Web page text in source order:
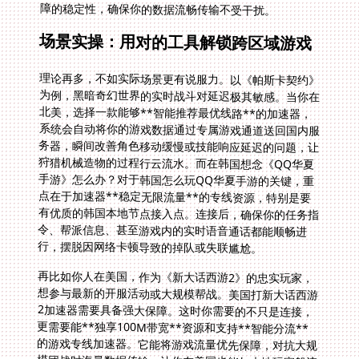
障的稳定性，确保你的数据流畅传输不受干扰。
场景实操：用对的工具解锁跨区域游戏
理论再多，不如实际场景更有说服力。以《帕斯卡契约》
为例，黑暗奇幻世界的实时战斗对延迟极其敏感。当你在
北美，选择一款能够**智能推荐最优线路**的加速器，
系统会自动将你的游戏数据通过专属游戏通道送回国内服
务器，瞬间改善角色移动缓慢或技能响应延迟的问题，让
狩猎机械造物的过程行云流水。而在韩国想念《QQ华夏
手游》怎么办？对于韩国怎么玩QQ华夏手游的关键，重
点在于加速器**稳定无限流量**的专线资源，特别是要
有优质的韩国本地节点接入点。连接后，确保你的任务指
令、帮派信息、甚至游戏内的实时语音通话都能顺畅进
行，摆脱因网络卡顿导致的掉队或失联尴尬。
再比如你人在美国，作为《新大话西游2》的忠实玩家，
想参与最新的开服活动或大规模帮战。美国打新大话西游
2加速器需要具备强大保障。这时你需要的不只是连接，
更需要能**独享100M带宽**资源和支持**智能分流**
的游戏专线加速器。它能将游戏流量优先保障，对抗大规
模团战时海量数据传输，让你在美国也能如本地玩家般流